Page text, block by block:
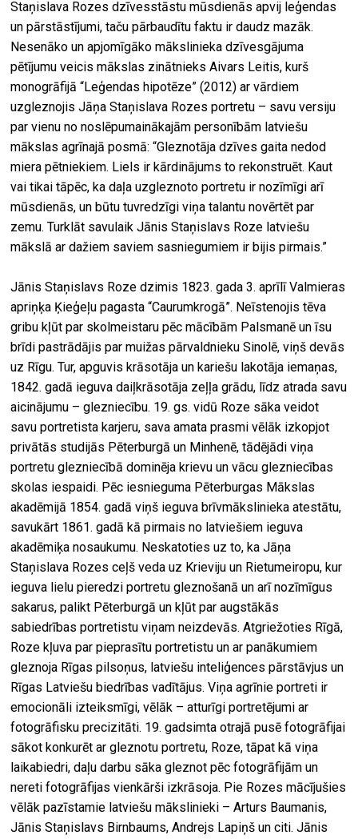
Staņislava Rozes dzīvesstāstu mūsdienās apvij leģendas
un pārstāstījumi, taču pārbaudītu faktu ir daudz mazāk.
Nesenāko un apjomīgāko mākslinieka dzīvesgājuma
pētījumu veicis mākslas zinātnieks Aivars Leitis, kurš
monogrāfijā “Leģendas hipotēze” (2012) ar vārdiem
uzgleznojis Jāņa Staņislava Rozes portretu – savu versiju
par vienu no noslēpumainākajām personībām latviešu
mākslas agrīnajā posmā: “Gleznotāja dzīves gaita nedod
miera pētniekiem. Liels ir kārdinājums to rekonstruēt. Kaut
vai tikai tāpēc, ka daļa uzgleznoto portretu ir nozīmīgi arī
mūsdienās, un būtu tuvredzīgi viņa talantu novērtēt par
zemu. Turklāt savulaik Jānis Staņislavs Roze latviešu
mākslā ar dažiem saviem sasniegumiem ir bijis pirmais.”
Jānis Staņislavs Roze dzimis 1823. gada 3. aprīlī Valmieras
apriņķa Ķieģeļu pagasta “Caurumkrogā”. Neīstenojis tēva
gribu kļūt par skolmeistaru pēc mācībām Palsmanē un īsu
brīdi pastrādājis par muižas pārvaldnieku Sinolē, viņš devās
uz Rīgu. Tur, apguvis krāsotāja un kariešu lakotāja iemaņas,
1842. gadā ieguva daiļkrāsotāja zeļļa grādu, līdz atrada savu
aicinājumu – glezniecību. 19. gs. vidū Roze sāka veidot
savu portretista karjeru, sava amata prasmi vēlāk izkopjot
privātās studijās Pēterburgā un Minhenē, tādējādi viņa
portretu glezniecībā dominēja krievu un vācu glezniecības
skolas iespaidi. Pēc iesnieguma Pēterburgas Mākslas
akadēmijā 1854. gadā viņš ieguva brīvmākslinieka atestātu,
savukārt 1861. gadā kā pirmais no latviešiem ieguva
akadēmiķa nosaukumu. Neskatoties uz to, ka Jāņa
Staņislava Rozes ceļš veda uz Krieviju un Rietumeiropu, kur
ieguva lielu pieredzi portretu gleznošanā un arī nozīmīgus
sakarus, palikt Pēterburgā un kļūt par augstākās
sabiedrības portretistu viņam neizdevās. Atgriežoties Rīgā,
Roze kļuva par pieprasītu portretistu un ar panākumiem
gleznoja Rīgas pilsoņus, latviešu inteliģences pārstāvjus un
Rīgas Latviešu biedrības vadītājus. Viņa agrīnie portreti ir
emocionāli izteiksmīgi, vēlāk – atturīgi portretējumi ar
fotogrāfisku precizitāti. 19. gadsimta otrajā pusē fotogrāfijai
sākot konkurēt ar gleznotu portretu, Roze, tāpat kā viņa
laikabiedri, daļu darbu sāka gleznot pēc fotogrāfijām un
nereti fotogrāfijas vienkārši izkrāsoja. Pie Rozes mācījušies
vēlāk pazīstamie latviešu mākslinieki – Arturs Baumanis,
Jānis Staņislavs Birnbaums, Andrejs Lapiņš un citi. Jānis